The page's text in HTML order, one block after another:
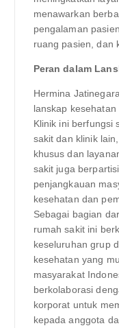
menawarkan
pengalaman
ruang pasien, dan
Peran dalam
Hermina
lanskap
Klinik ini berfungsi
sakit dan klinik
khusus dan
sakit juga
penjangkauan
kesehatan dan
Sebagai bagian
rumah sakit ini
keseluruhan grup
kesehatan yang
masyarakat
berkolaborasi
korporat untuk
kepada anggota